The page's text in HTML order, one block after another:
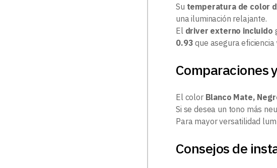
Su temperatura de color
una iluminación relajante.
El driver externo incluido
0.93 que asegura eficiencia
Comparaciones
El colorBlanco Mate,
Si se desea un tono más
Para mayor versatilidad
Consejos de